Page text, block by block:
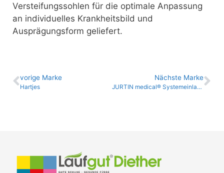
Versteifungssohlen für die optimale Anpassung
an individuelles Krankheitsbild und
Ausprägungsform geliefert.
vo­ri­ge Marke
Hartjes
Nächste Marke
JURTIN medical® Systemeinlage